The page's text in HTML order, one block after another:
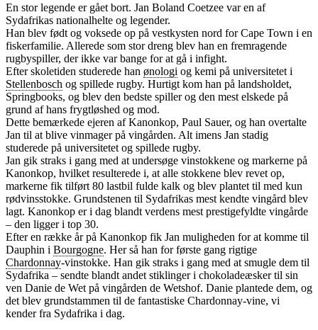
En stor legende er gået bort. Jan Boland Coetzee var en af
Sydafrikas nationalhelte og legender.
Han blev født og voksede op på vestkysten nord for Cape Town i en
fiskerfamilie. Allerede som stor dreng blev han en fremragende
rugbyspiller, der ikke var bange for at gå i infight.
Efter skoletiden studerede han ønologi og kemi på universitetet i
Stellenbosch og spillede rugby. Hurtigt kom han på landsholdet,
Springbooks, og blev den bedste spiller og den mest elskede på
grund af hans frygtløshed og mod.
Dette bemærkede ejeren af Kanonkop, Paul Sauer, og han overtalte
Jan til at blive vinmager på vingården. Alt imens Jan stadig
studerede på universitetet og spillede rugby.
Jan gik straks i gang med at undersøge vinstokkene og markerne på
Kanonkop, hvilket resulterede i, at alle stokkene blev revet op,
markerne fik tilført 80 lastbil fulde kalk og blev plantet til med kun
rødvinsstokke. Grundstenen til Sydafrikas mest kendte vingård blev
lagt. Kanonkop er i dag blandt verdens mest prestigefyldte vingårde
– den ligger i top 30.
Efter en række år på Kanonkop fik Jan muligheden for at komme til
Dauphin i Bourgogne. Her så han for første gang rigtige
Chardonnay-vinstokke. Han gik straks i gang med at smugle dem til
Sydafrika – sendte blandt andet stiklinger i chokoladeæsker til sin
ven Danie de Wet på vingården de Wetshof. Danie plantede dem, og
det blev grundstammen til de fantastiske Chardonnay-vine, vi
kender fra Sydafrika i dag.